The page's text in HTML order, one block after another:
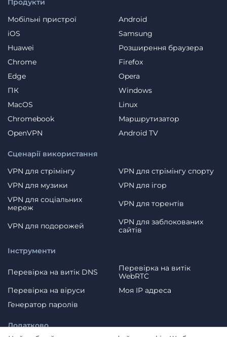
Продукти
Мобільні пристрої
Android
iOS
Samsung
Huawei
Розширення браузера
Chrome
Firefox
Edge
Opera
ПК
Windows
MacOS
Linux
Chromebook
Маршрутизатор
OpenVPN
Android TV
Сценарії використання
VPN для стрімінгу
VPN для стрімінгу спорту
VPN для музики
VPN для ігор
VPN для соціальних
мереж
VPN для торентів
VPN для подорожей
VPN для заблокованих
сайтів
Додатково
Інструменти
Перевірка на витік DNS
Перевірка на витік
WebRTC
Перевірка на віруси
Моя IP адреса
Генератор паролів